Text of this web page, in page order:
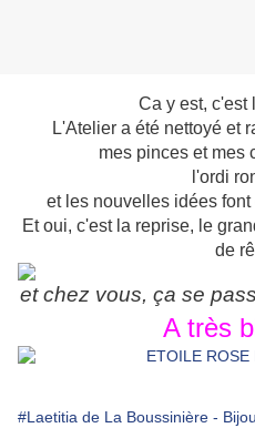
Ca y est, c'est
L'Atelier a été nettoyé et
mes pinces et mes
l'ordi
et les nouvelles idées
Et oui, c'est la reprise, le
de
et chez vous, ça se
A très
#Laetitia de La Boussinière -